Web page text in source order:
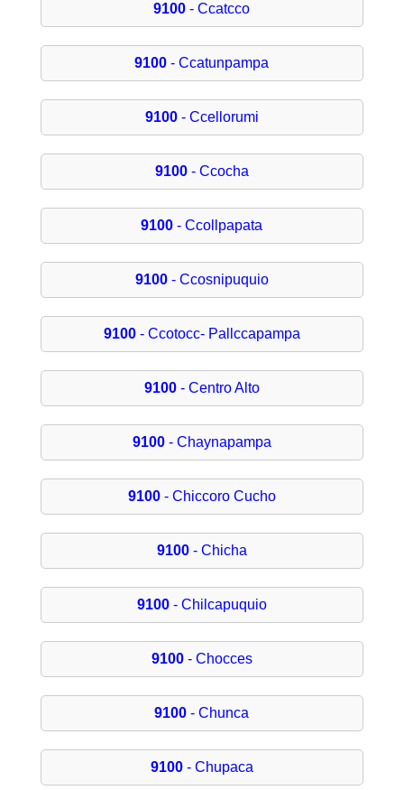
9100 - Ccatcco
9100 - Ccatunpampa
9100- Ccellorumi
9100- Ccocha
9100 - Ccollpapata
9100- Ccosnipuquio
9100- Ccotocc- Pallccapampa
9100- Centro Alto
9100- Chaynapampa
9100- Chiccoro Cucho
9100- Chicha
9100- Chilcapuquio
9100- Chocces
9100 - Chunca
9100- Chupaca